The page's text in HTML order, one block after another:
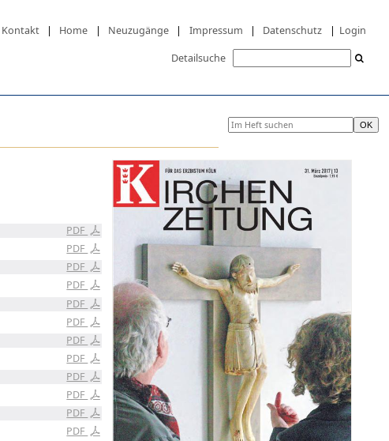
Kontakt | Home | Neuzugänge | Impressum | Datenschutz | Login
Detailsuche
PDF
PDF
PDF
PDF
PDF
PDF
PDF
PDF
PDF
PDF
PDF
PDF